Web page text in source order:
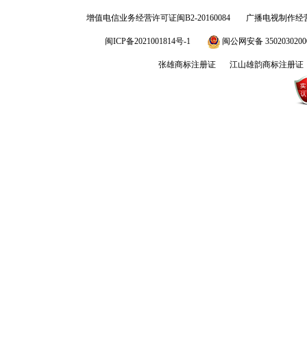
增值电信业务经营许可证闽B2-20160084 广播电视制作经
闽ICP备2021001814号-1 闽公网安备
张雄商标注册证 江山雄韵商标注册证